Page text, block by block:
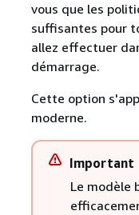
vous que les
suffisantes pour
allez effectuer
démarrage.
Cette option
moderne.
Important
Le modèle